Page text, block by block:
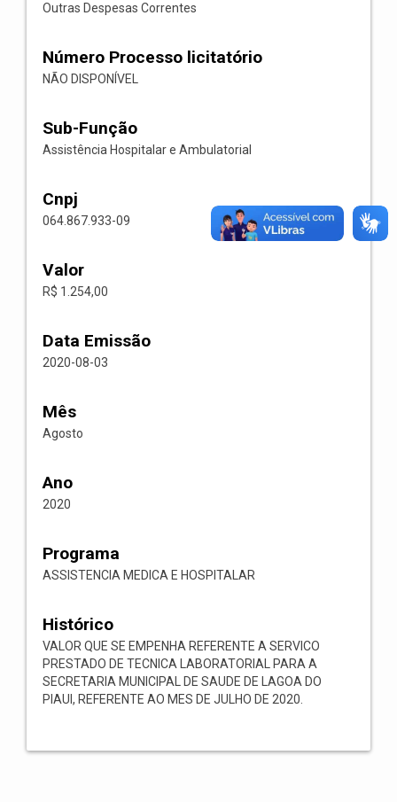
Outras Despesas Correntes
Número Processo licitatório
NÃO DISPONÍVEL
Sub-Função
Assistência Hospitalar e Ambulatorial
Cnpj
064.867.933-09
Valor
R$ 1.254,00
Data Emissão
2020-08-03
Mês
Agosto
Ano
2020
Programa
ASSISTENCIA MEDICA E HOSPITALAR
Histórico
VALOR QUE SE EMPENHA REFERENTE A SERVICO
PRESTADO DE TECNICA LABORATORIAL PARA A
SECRETARIA MUNICIPAL DE SAUDE DE LAGOA DO
PIAUI, REFERENTE AO MES DE JULHO DE 2020.